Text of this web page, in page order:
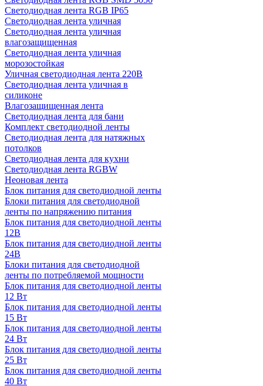
Светодиодная лента RGB IP65
Светодиодная лента уличная
Светодиодная лента уличная
влагозащищенная
Светодиодная лента уличная
морозостойкая
Уличная светодиодная лента 220В
Светодиодная лента уличная в
силиконе
Влагозащищенная лента
Светодиодная лента для бани
Комплект светодиодной ленты
Светодиодная лента для натяжных
потолков
Светодиодная лента для кухни
Светодиодная лента RGBW
Неоновая лента
Блок питания для светодиодной ленты
Блоки питания для светодиодной
ленты по напряжению питания
Блок питания для светодиодной ленты
12В
Блок питания для светодиодной ленты
24В
Блоки питания для светодиодной
ленты по потребляемой мощности
Блок питания для светодиодной ленты
12 Вт
Блок питания для светодиодной ленты
15 Вт
Блок питания для светодиодной ленты
24 Вт
Блок питания для светодиодной ленты
25 Вт
Блок питания для светодиодной ленты
40 Вт